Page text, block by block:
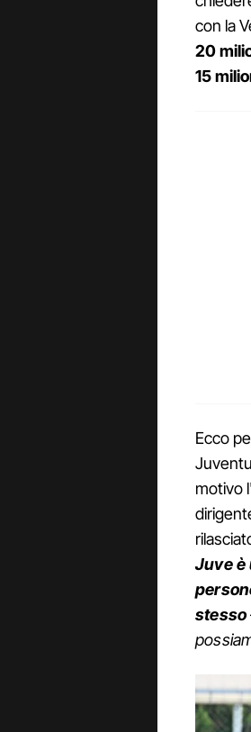
con la
20
15
Ecco
motivo
Juve è
stesso